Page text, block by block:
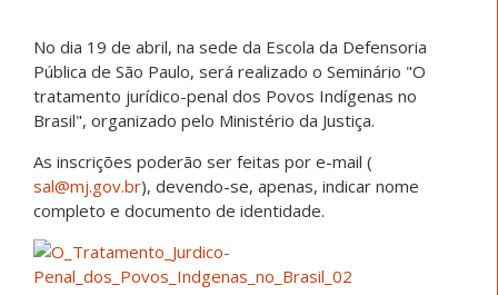
No dia 19 de abril, na sede da Escola da Defensoria
Pública de São Paulo, será realizado o Seminário "O
tratamento jurídico-penal dos Povos Indígenas no
Brasil", organizado pelo Ministério da Justiça.
As inscrições poderão ser feitas por e-mail (
sal@mj.gov.br), devendo-se, apenas, indicar nome
completo e documento de identidade.